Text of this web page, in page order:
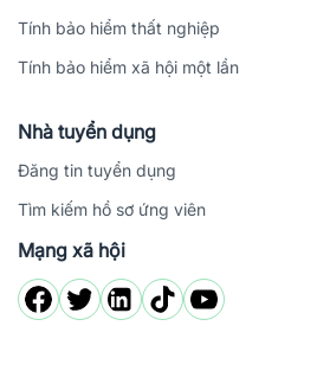
Tính bảo hiểm thất nghiệp
Tính bảo hiểm xã hội một lần
Nhà tuyển dụng
Đăng tin tuyển dụng
Tìm kiếm hồ sơ ứng viên
Mạng xã hội